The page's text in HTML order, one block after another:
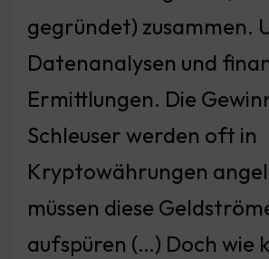
gegründet) zusammen.
Datenanalysen und
Ermittlungen. Die
Schleuser werden oft in
Kryptowährungen
müssen diese
aufspüren (…) Doch wie